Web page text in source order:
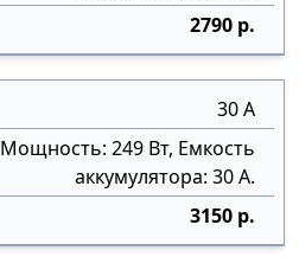
2790 р.
30 А
Мощность: 249 Вт, Емкость
аккумулятора: 30 А.
3150 р.